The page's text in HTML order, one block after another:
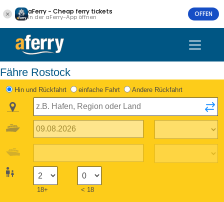
aFerry - Cheap ferry tickets
In der aFerry-App öffnen OFFEN
Fähre Rostock
Hin und Rückfahrt einfache Fahrt Andere Rückfahrt
18+ < 18